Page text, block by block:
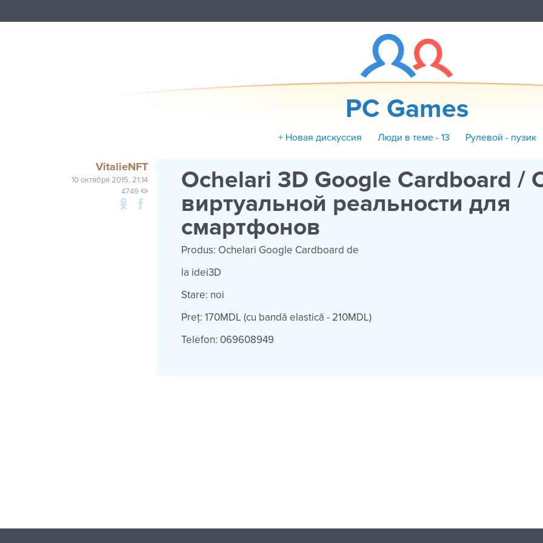
PC Games
+ Новая дискуссия Люди в теме - 13 Рулевой - пузик
VitalieNFT
10 октября 2015, 21:14
4749
Ochelari 3D Google Cardboard /
виртуальной реальности для
смартфонов
Produs: Ochelari Google Cardboard de
la idei3D
Stare: noi
Preț: 170MDL (cu bandă elastică - 210MDL)
Telefon: 069608949